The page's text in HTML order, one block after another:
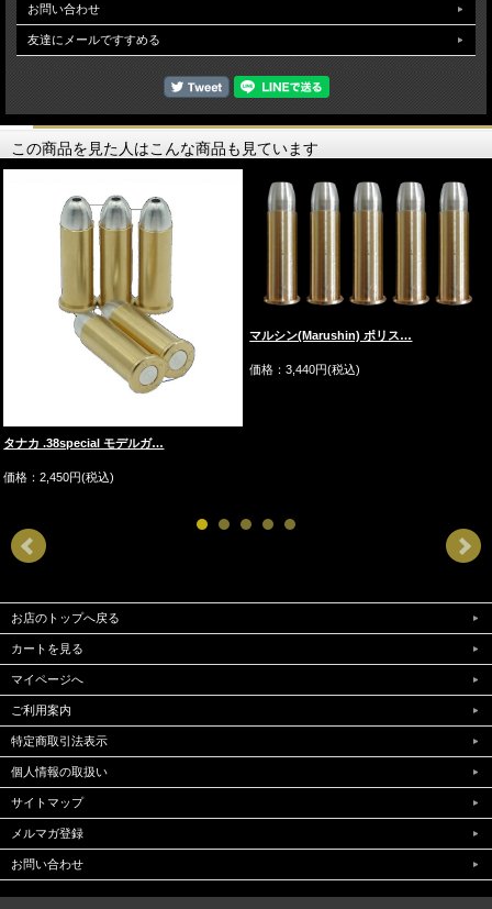
お問い合わせ
友達にメールですすめる
この商品を見た人はこんな商品も見ています
タナカ .38special モデルガ…
価格：2,450円(税込)
マルシン(Marushin) ポリス…
価格：3,440円(税込)
お店のトップへ戻る
カートを見る
マイページへ
ご利用案内
特定商取引法表示
個人情報の取扱い
サイトマップ
メルマガ登録
お問い合わせ